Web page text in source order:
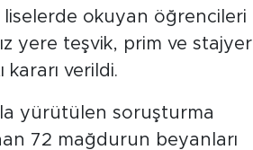
liselerde okuyan öğrencileri
yere teşvik, prim ve stajyer
kararı verildi.
yürütülen soruşturma
72 mağdurun beyanları